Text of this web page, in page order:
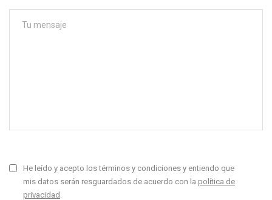
He leído y acepto los términos y condiciones y entiendo que
mis datos serán resguardados de acuerdo con la política de
privacidad .